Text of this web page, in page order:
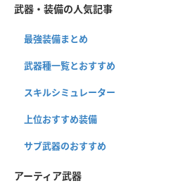
武器・装備の人気記事
最強装備まとめ
武器種一覧とおすすめ
スキルシミュレーター
上位おすすめ装備
サブ武器のおすすめ
アーティア武器